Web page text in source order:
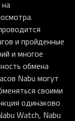
и пройденные
и многое
обмена
Nabu могут
своими
одинаково
Watch, Nabu